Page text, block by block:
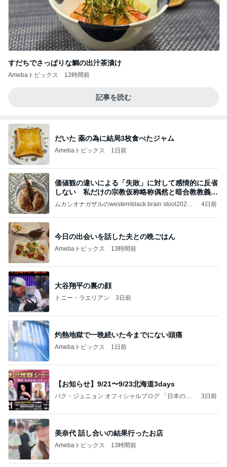
すだちでさっぱりな鯛の出汁茶漬け
Amebaトピックス 12時間前
記事を読む
だいた 薬の為に結局3枚食べたジャム
Amebaトピックス 1日前
価値観の違いによる「失敗」に対して感情的に反省
しない 私だけの宗教仮称略称偶然と暗合教教義候
補
ムカシオナガザルのwesternblack brain stool2024
ガザル
4日前
今日の出会いを話した夫との晩ごはん
Amebaトピックス 13時間前
大谷翔平の裏の顔
トニー・ラエリアン 3日前
灼熱地獄で一晩続いた今までにない頭痛
Amebaトピックス 1日前
【お知らせ】9/21〜9/23北海道3days
パク・ジュニョン オフィシャルブログ 「日本の
3日前
美奈代 話し合いの結果行ったお店
Amebaトピックス 13時間前